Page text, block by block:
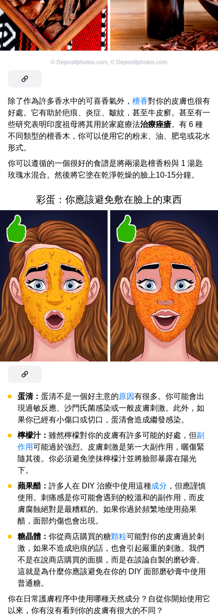
© Depositphotos.com, © Depositphotos.com
除了作為許多香水中的可喜香氣外， 檀香對你的皮膚也很有
好處。它有助於疤痕、炎症、皺紋，甚至牛皮癬。甚至有一
些研究表明印度祖母將其用於家庭療法治療痤瘡。有 6 種
不同類型的檀香木，你可以使用它的粉末、油、肥皂或花水
形式。
你可以遵循的一個很好的食譜是將兩湯匙檀香粉與 1 湯匙
玫瑰水混合。然後將它塗在乾淨乾燥的臉上10-15分鐘。
彩蛋：你應該避免敷在臉上的東西
蛋清： 蛋清不是一個好主意的原因有很多。你可能會出
現過敏反應、沙門氏菌感染或一般皮膚刺激。此外，如
果你已經有小傷口或切口，蛋清會造成繼發感染。
檸檬汁： 雖然檸檬對你的皮膚有許多可能的好處，但副
作用可能過於強烈。皮膚刺激是第一大副作用，曬傷緊
隨其後。你必須避免塗抹檸檬汁並將臉部暴露在陽光
下。
蘋果醋： 許多人在 DIY 治療中使用這種成分 ，但應謹慎
使用。刺痛感是你可能會遇到的較溫和的副作用，而皮
膚腐蝕絕對是最糟糕的。如果你過於頻繁地使用蘋果
醋，面部灼傷也會出現。
糖晶體： 你從商店購買的糖顆粒可能對你的皮膚過於刺
激，如果不造成疤痕的話，也會引起嚴重的刺激。我們
不是在說商店購買的面膜，而是在談論自製的磨砂膏。
這就是為什麼你應該避免在你的 DIY 面部磨砂膏中使用
普通糖。
你在日常護膚程序中使用哪種天然成分？自從你開始使用它
以來，你有沒有看到你的皮膚有很大的不同？